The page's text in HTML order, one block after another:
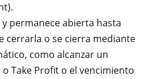
permanece abierta hasta
cerrarla o se cierra mediante
como alcanzar un
Take Profit o el vencimiento